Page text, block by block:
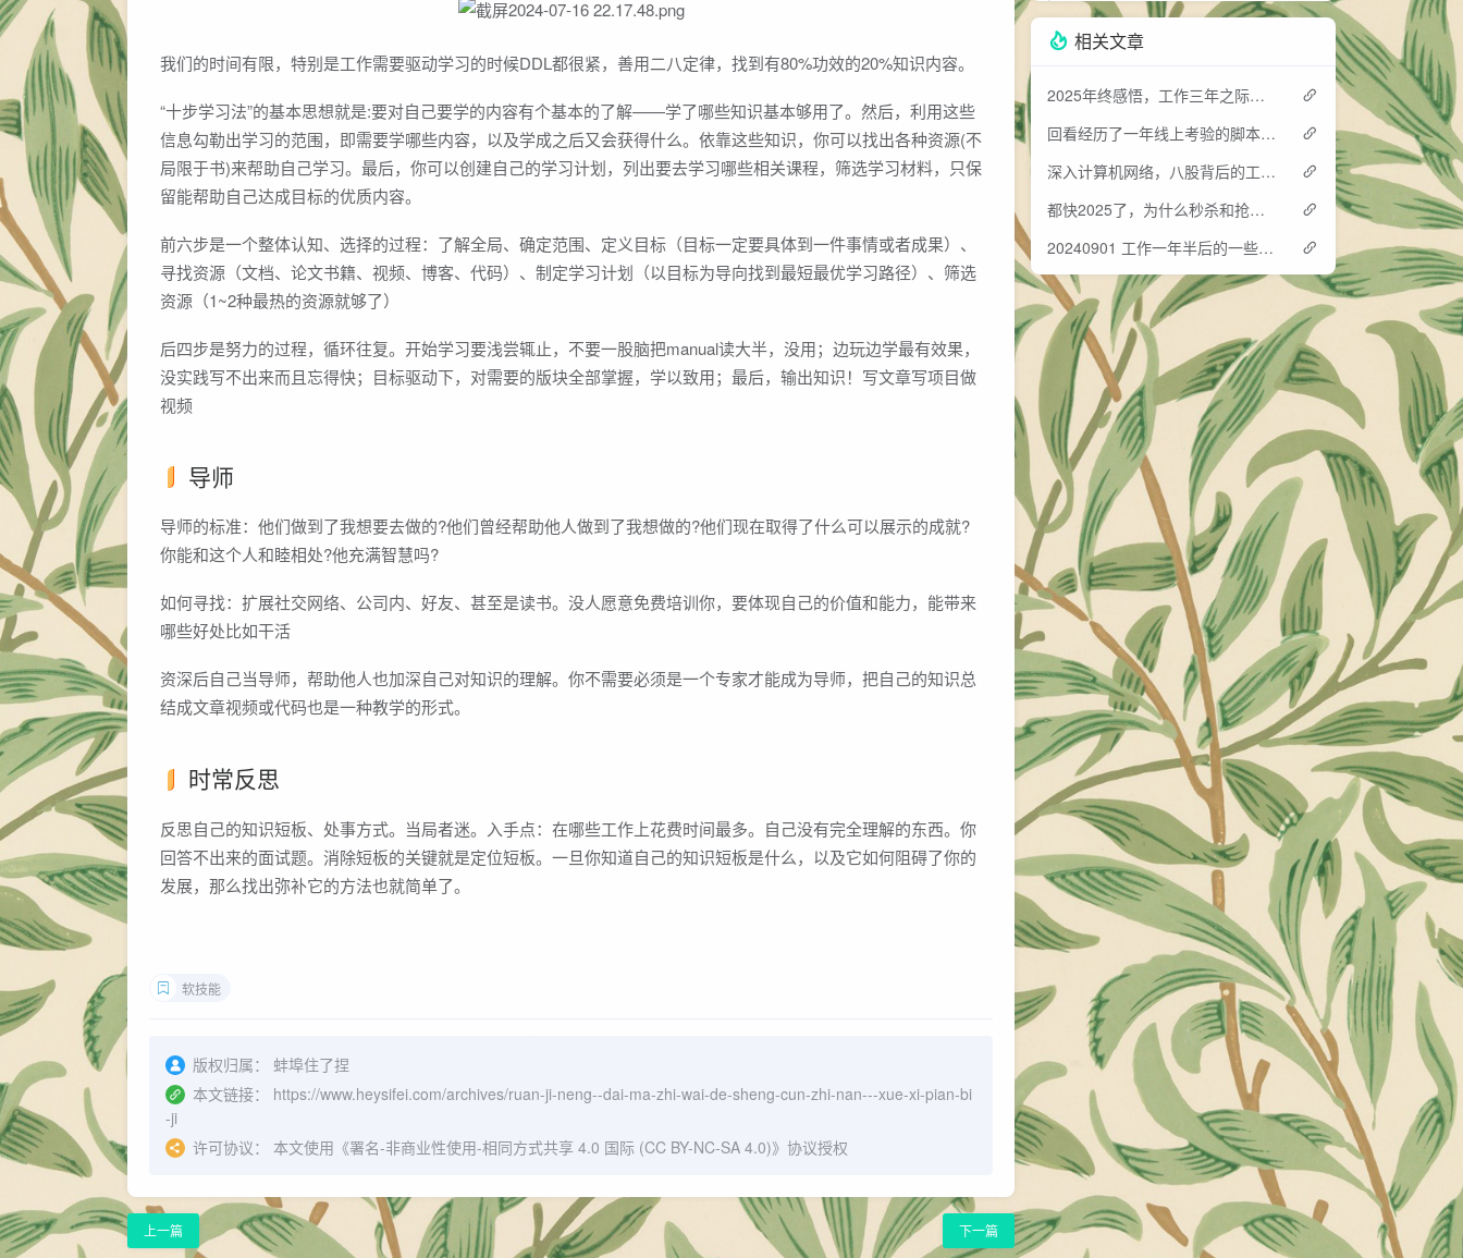
我们的时间有限，特别是工作需要驱动学习的时候DDL都很紧，善用二八定律，找到有80%功效的20%知识内容。
“十步学习法”的基本思想就是:要对自己要学的内容有个基本的了解——学了哪些知识基本够用了。然后，利用这些
信息勾勒出学习的范围，即需要学哪些内容，以及学成之后又会获得什么。依靠这些知识，你可以找出各种资源(不
局限于书)来帮助自己学习。最后，你可以创建自己的学习计划，列出要去学习哪些相关课程，筛选学习材料，只保
留能帮助自己达成目标的优质内容。
前六步是一个整体认知、选择的过程：了解全局、确定范围、定义目标（目标一定要具体到一件事情或者成果）、
寻找资源（文档、论文书籍、视频、博客、代码）、制定学习计划（以目标为导向找到最短最优学习路径）、筛选
资源（1~2种最热的资源就够了）
后四步是努力的过程，循环往复。开始学习要浅尝辄止，不要一股脑把manual读大半，没用；边玩边学最有效果，
没实践写不出来而且忘得快；目标驱动下，对需要的版块全部掌握，学以致用；最后，输出知识！写文章写项目做
视频
导师
导师的标准：他们做到了我想要去做的?他们曾经帮助他人做到了我想做的?他们现在取得了什么可以展示的成就?
你能和这个人和睦相处?他充满智慧吗?
如何寻找：扩展社交网络、公司内、好友、甚至是读书。没人愿意免费培训你，要体现自己的价值和能力，能带来
哪些好处比如干活
资深后自己当导师，帮助他人也加深自己对知识的理解。你不需要必须是一个专家才能成为导师，把自己的知识总
结成文章视频或代码也是一种教学的形式。
时常反思
反思自己的知识短板、处事方式。当局者迷。入手点：在哪些工作上花费时间最多。自己没有完全理解的东西。你
回答不出来的面试题。消除短板的关键就是定位短板。一旦你知道自己的知识短板是什么，以及它如何阻碍了你的
发展，那么找出弥补它的方法也就简单了。
软技能
版权归属：
蚌埠住了捏
本文链接：
https://www.heysifei.com/archives/ruan-ji-neng--dai-ma-zhi-wai-de-sheng-cun-zhi-nan---xue-xi-pian-bi
-ji
许可协议：
本文使用《署名-非商业性使用-相同方式共享 4.0 国际 (CC BY-NC-SA 4.0)》协议授权
上一篇 下一篇
相关文章
2025年终感悟，工作三年之际，AI时代我想再纯手写一次
回看经历了一年线上考验的脚本，我做对做错了什么
深入计算机网络，八股背后的工程魅力
都快2025了，为什么秒杀和抢票经久不衰？！代码级调研&讨论
20240901 工作一年半后的一些感想记录